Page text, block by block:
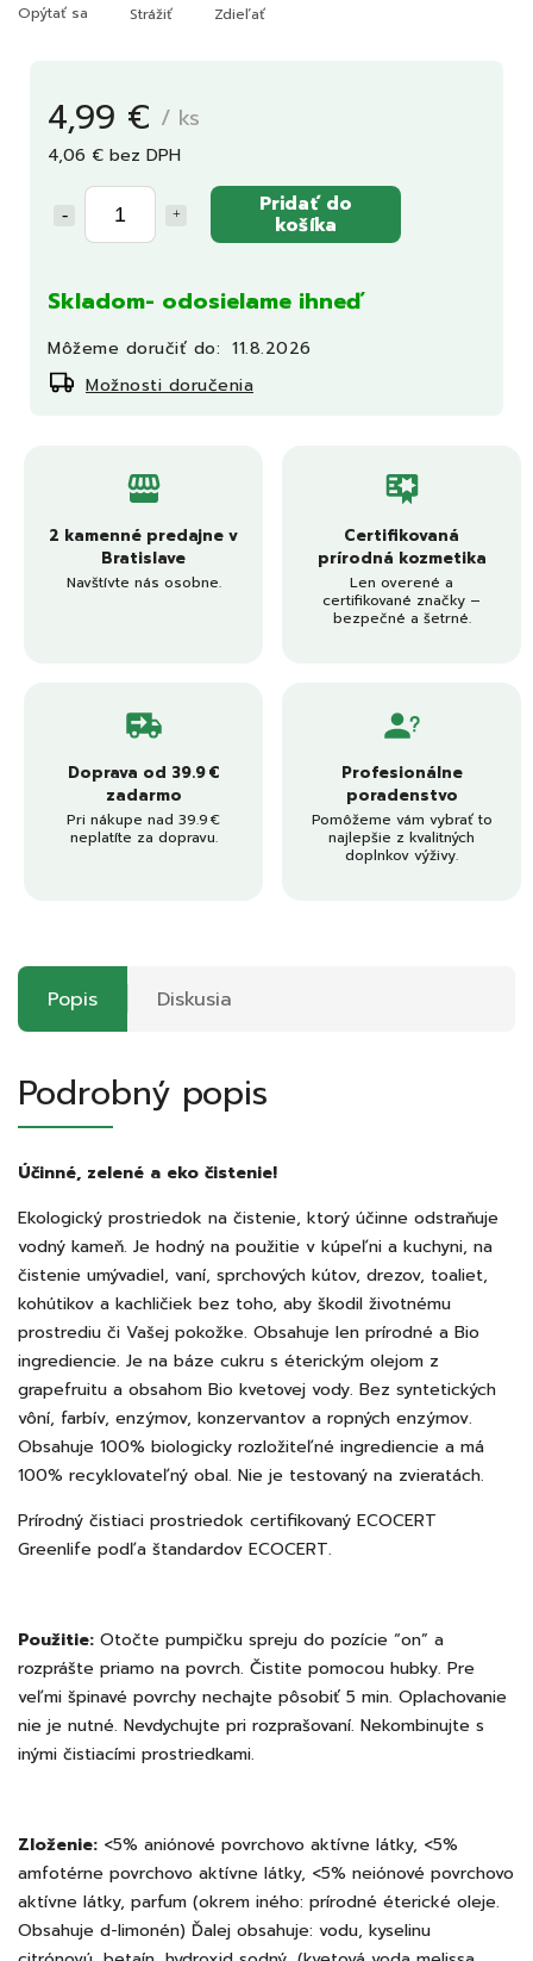
4,99 € / ks
4,06 € bez DPH
Pridať do
košíka
Skladom- odosielame ihneď
Môžeme doručiť do: 11.8.2026
Možnosti doručenia
Opýtať sa Strážiť Zdieľať
2 kamenné predajne v
Bratislave
Navštívte nás osobne.
Certifikovaná
prírodná kozmetika
Len overené a
certifikované značky –
bezpečné a šetrné.
Doprava od 39.9 €
zadarmo
Pri nákupe nad 39.9 €
neplatíte za dopravu.
Profesionálne
poradenstvo
Pomôžeme vám vybrať to
najlepšie z kvalitných
doplnkov výživy.
Popis Diskusia
Podrobný popis
Účinné, zelené a eko čistenie!
Ekologický prostriedok na čistenie, ktorý účinne odstraňuje
vodný kameň. Je hodný na použitie v kúpeľni a kuchyni, na
čistenie umývadiel, vaní, sprchových kútov, drezov, toaliet,
kohútikov a kachličiek bez toho, aby škodil životnému
prostrediu či Vašej pokožke. Obsahuje len prírodné a Bio
ingrediencie. Je na báze cukru s éterickým olejom z
grapefruitu a obsahom Bio kvetovej vody. Bez syntetických
vôní, farbív, enzýmov, konzervantov a ropných enzýmov.
Obsahuje 100% biologicky rozložiteľné ingrediencie a má
100% recyklovateľný obal. Nie je testovaný na zvieratách.
Prírodný čistiaci prostriedok certifikovaný ECOCERT
Greenlife podľa štandardov ECOCERT.
Použitie: Otočte pumpičku spreju do pozície “on” a
rozprášte priamo na povrch. Čistite pomocou hubky. Pre
veľmi špinavé povrchy nechajte pôsobiť 5 min. Oplachovanie
nie je nutné. Nevdychujte pri rozprašovaní. Nekombinujte s
inými čistiacími prostriedkami.
Zloženie: <5% aniónové povrchovo aktívne látky, <5%
amfotérne povrchovo aktívne látky, <5% neiónové povrchovo
aktívne látky, parfum (okrem iného: prírodné éterické oleje.
Obsahuje d-limonén) Ďalej obsahuje: vodu, kyselinu